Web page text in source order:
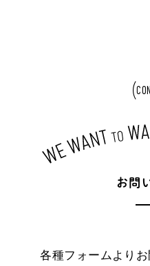
お 問
各種フォームよりお